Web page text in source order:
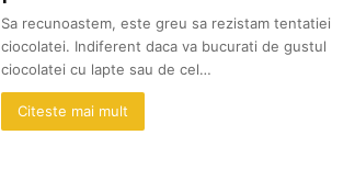
Sa recunoastem, este greu sa rezistam tentatiei
ciocolatei. Indiferent daca va bucurati de gustul
ciocolatei cu lapte sau de cel…
Citeste mai mult